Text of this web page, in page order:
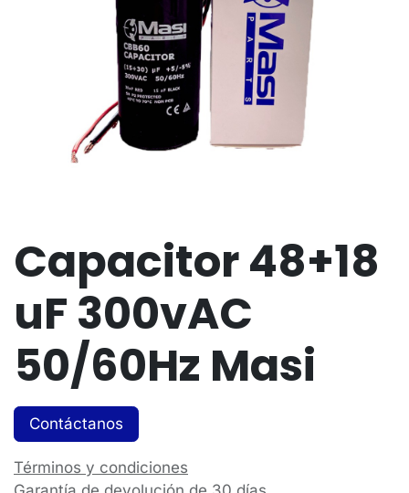
Capacitor 48+18
uF 300vAC
50/60Hz Masi
Contáctanos
Términos y condiciones